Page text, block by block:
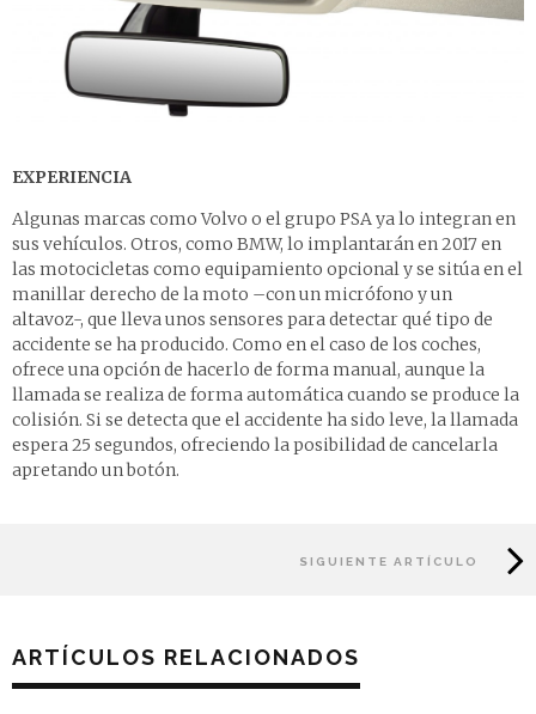
EXPERIENCIA
Algunas marcas como Volvo o el grupo PSA ya lo integran en
sus vehículos. Otros, como BMW, lo implantarán en 2017 en
las motocicletas como equipamiento opcional y se sitúa en el
manillar derecho de la moto –con un micrófono y un
altavoz-, que lleva unos sensores para detectar qué tipo de
accidente se ha producido. Como en el caso de los coches,
ofrece una opción de hacerlo de forma manual, aunque la
llamada se realiza de forma automática cuando se produce la
colisión. Si se detecta que el accidente ha sido leve, la llamada
espera 25 segundos, ofreciendo la posibilidad de cancelarla
apretando un botón.
SIGUIENTE ARTÍCULO
ARTÍCULOS RELACIONADOS